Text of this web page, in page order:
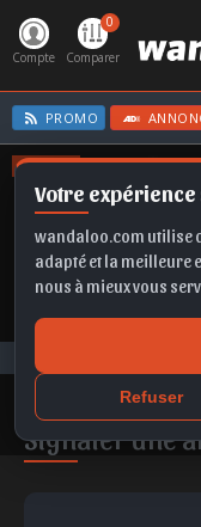
Votre
wandaloo.com utilise
adapté et la meilleure
nous à mieux vous
Refuser
Compte
0
Comparer
PROMO
OFFRES
T-ROC
Contacter
Signaler une